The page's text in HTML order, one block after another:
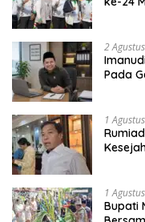
2
Pada
1
1
Bupati